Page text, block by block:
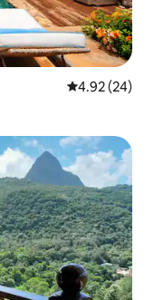
평점 4.92점(5
4.92 (24)